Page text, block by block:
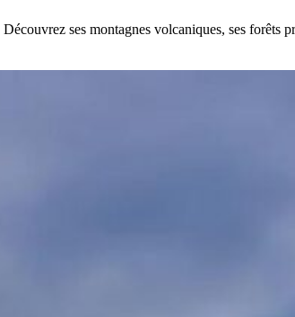
ses montagnes volcaniques, ses forêts